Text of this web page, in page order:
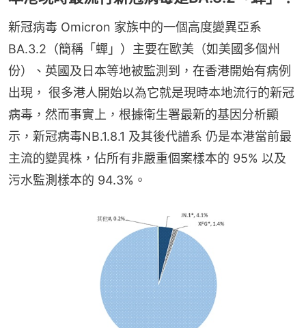
新冠病毒 Omicron 家族中的一個高度變異亞系
BA.3.2（簡稱「蟬」）主要在歐美（如美國多個州
份）、英國及日本等地被監測到，在香港開始有病例
出現， 很多港人開始以為它就是現時本地流行的新冠
病毒，然而事實上，根據衛生署最新的基因分析顯
示，新冠病毒NB.1.8.1 及其後代譜系 仍是本港當前最
主流的變異株，佔所有非嚴重個案樣本的 95% 以及
污水監測樣本的 94.3%。